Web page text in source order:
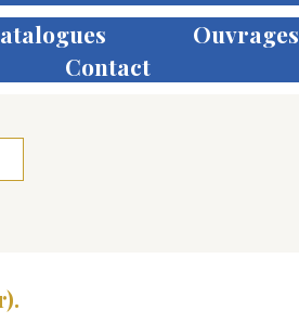
Ouvrages
Contact